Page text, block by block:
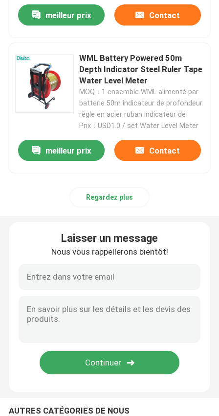
Équipement d'essai d'huile
Huile réutilisant la machine
équipement de test à haute tension
Équipement d'essai des transformateurs
équipement d'essai de câble
meilleur prix Contact
WML Battery Powered 50m
Depth Indicator Steel Ruler Tape
Water Level Meter
MOQ：1 ensemble WML alimenté par
batterie 50m indicateur de profondeur
règle en acier ruban indicateur de
Prix：USD1.0 / set Water Level Meter
meilleur prix Contact
Regardez plus
Laisser un message
Nous vous rappellerons bientôt!
AUTRES CATÉGORIES DE NOUS